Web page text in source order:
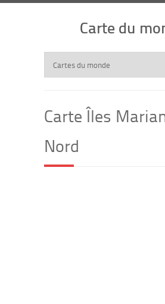
Carte du
Carte Îles
Nord